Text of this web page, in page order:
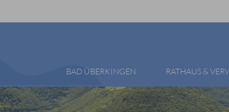
BAD ÜBERKINGEN RATHAUS &